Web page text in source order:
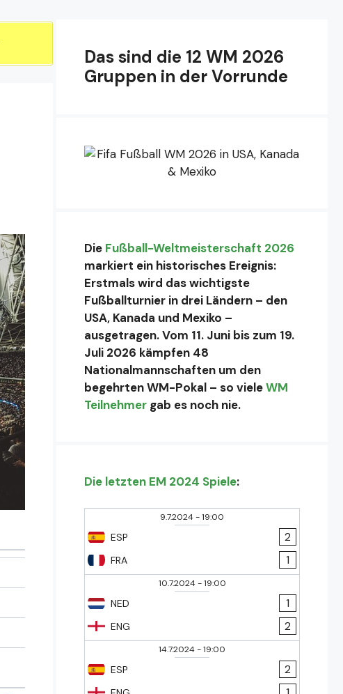
Das sind die 12 WM 2026
Gruppen in der Vorrunde
Die Fußball-Weltmeisterschaft 2026
markiert ein historisches Ereignis:
Erstmals wird das wichtigste
Fußballturnier in drei Ländern – den
USA, Kanada und Mexiko –
ausgetragen. Vom 11. Juni bis zum 19.
Juli 2026 kämpfen 48
Nationalmannschaften um den
begehrten WM-Pokal – so vieleWM
Teilnehmer gab es noch nie.
Die letzten EM 2024 Spiele:
9.7.2024-19:00
ESP
FRA
2
1
10.7.2024-19:00
NED
ENG
1
2
14.7.2024-19:00
ESP
2